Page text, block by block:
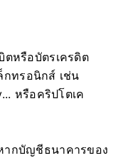
ตหรือบัตรเครดิต
กทรอนิกส์ เช่น
หรือคริปโตเค
ากบัญชีธนาคารของ